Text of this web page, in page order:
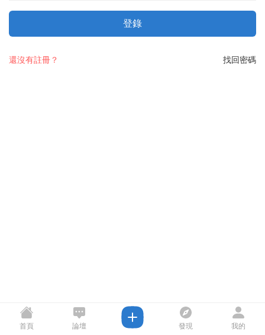
登錄
找回密碼
還沒有註冊？
首頁 論壇 發現 我的